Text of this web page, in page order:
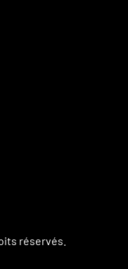
réservés.